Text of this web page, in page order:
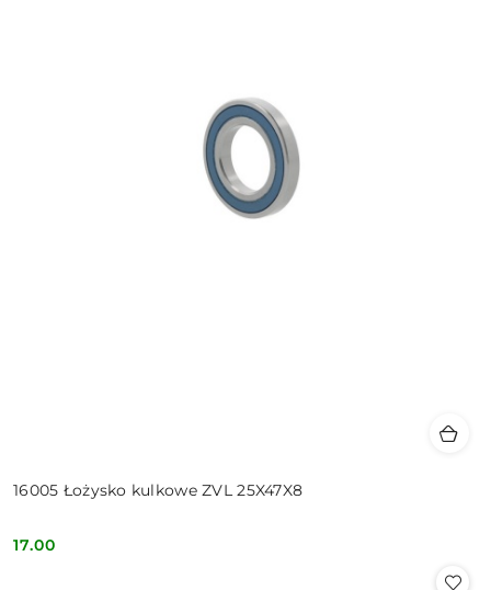
16005 Łożysko kulkowe ZVL 25X47X8
Cena:
17.00